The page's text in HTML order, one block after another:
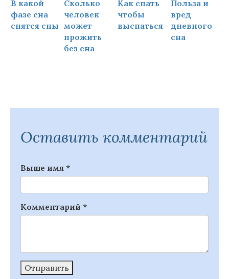
В какой
фазе сна
снятся сны
Сколько
человек
может
прожить
без сна
Как спать
чтобы
выспаться
Польза и
вред
дневного
сна
Оставить комментарий
Выше имя *
Комментарий *
Отправить